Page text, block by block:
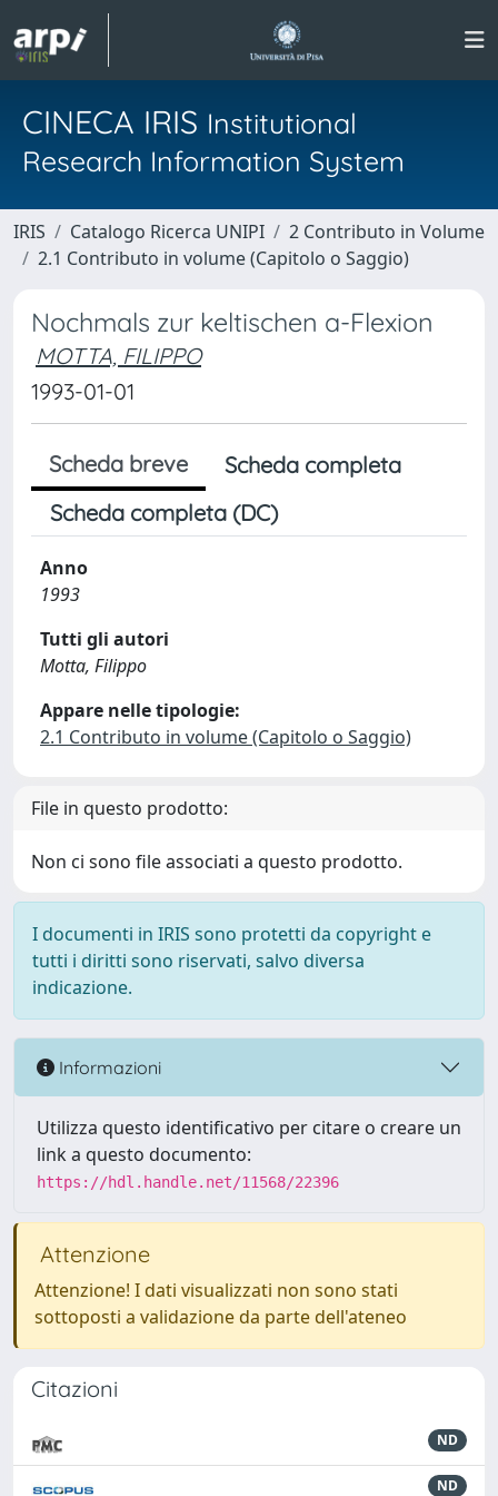
CINECA IRIS Institutional
Research Information System
IRIS Catalogo Ricerca UNIPI
2 Contributo in Volume
2.1 Contributo in volume (Capitolo o Saggio)
Nochmals zur keltischen a-Flexion
MOTTA, FILIPPO
1993-01-01
Scheda breve
Scheda completa
Scheda completa (DC)
Anno
1993
Tutti gli autori
Motta, Filippo
Appare nelle tipologie:
2.1 Contributo in volume (Capitolo o Saggio)
File in questo prodotto:
Non ci sono file associati a questo prodotto.
I documenti in IRIS sono protetti da copyright e
tutti i diritti sono riservati, salvo diversa
indicazione.
Informazioni
Utilizza questo identificativo per citare o creare un
link a questo documento:
https://hdl.handle.net/11568/22396
Attenzione
Attenzione! I dati visualizzati non sono stati
sottoposti a validazione da parte dell'ateneo
Citazioni
ND
ND